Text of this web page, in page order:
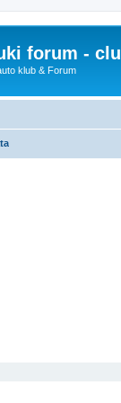
forum -
klub & Forum